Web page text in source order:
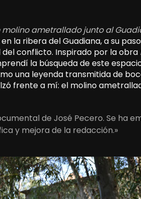
ametrallado junto al
la ribera del Guadiana, a su
conflicto. Inspirado por la obra
la búsqueda de este
una leyenda transmitida de
frente a mí: el molino
de José Pecero. Se ha
y mejora de la redacción.»